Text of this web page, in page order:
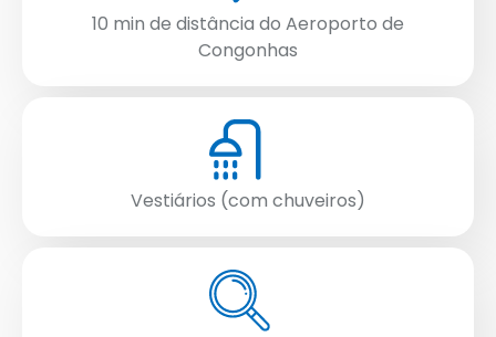
10 min de distância do Aeroporto de
Congonhas
Vestiários (com chuveiros)